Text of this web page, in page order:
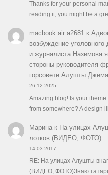
Thanks for your personal
reading it, you might be a
macbook air a2681к
возбуждение
и журналиста Назимова
стороны руководителя
горсовете Алушты
26.12.2025
Amazing blog! Is your
from somewhere? A design
Маринак На улицах
лотков (ВИДЕО, ФОТО)
14.03.2017
RE: На улицах Алушты
(ВИДЕО, ФОТО)Знаю